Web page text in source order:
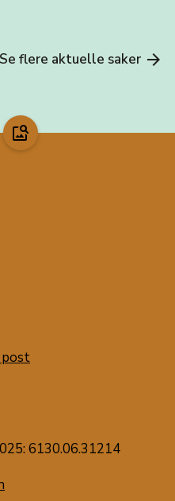
Se flere aktuelle saker arrow_forward
image_search
post
6130.06.31214